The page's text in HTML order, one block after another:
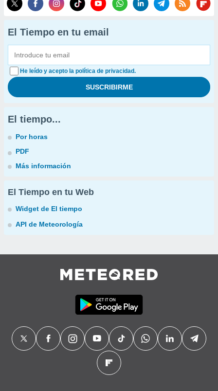
El Tiempo en tu email
He leído y acepto la política de privacidad.
El tiempo...
Por horas
PDF
Más información
El Tiempo en tu Web
Widget de El tiempo
API de Meteorología